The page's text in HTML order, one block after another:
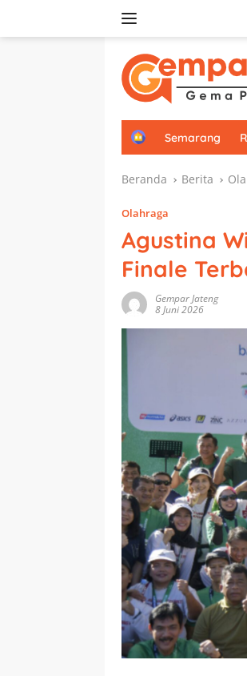
H
e
Semarang
Beranda Berita
Olahraga
Agustina
Finale
Gempar Jateng
8 Juni 2026